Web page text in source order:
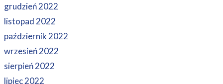
grudzień 2022
listopad 2022
październik 2022
wrzesień 2022
sierpień 2022
lipiec 2022